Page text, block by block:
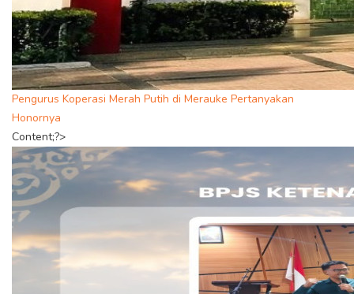
Pengurus Koperasi Merah Putih di Merauke Pertanyakan
Honornya
Content;?>